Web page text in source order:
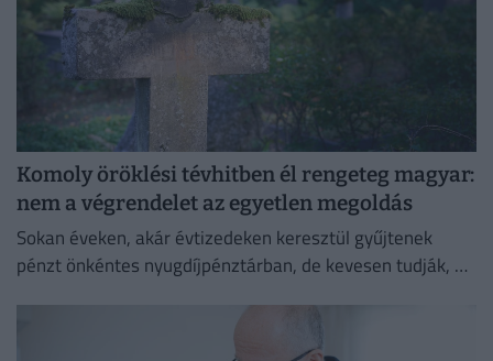
Komoly öröklési tévhitben él rengeteg magyar:
nem a végrendelet az egyetlen megoldás
Sokan éveken, akár évtizedeken keresztül gyűjtenek
pénzt önkéntes nyugdíjpénztárban, de kevesen tudják, mi